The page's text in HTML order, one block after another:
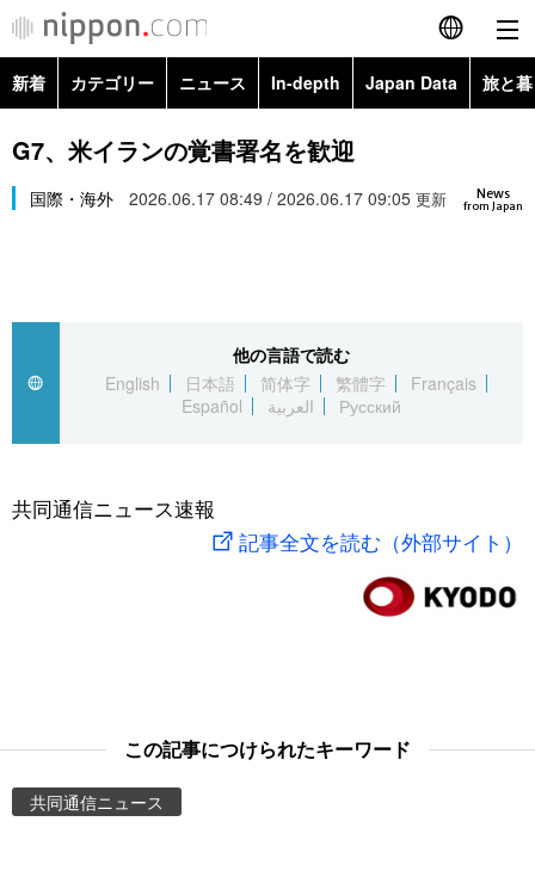
English
繁體字
العربية
社会
旅と暮らし
新着 カテゴリー ニュース In-depth Japan Data 旅と
政治・外交
経済・ビジネス
社会
文化
科学・技術
暮らし
Images
お知らせ
G7、米イランの覚書署名を歓迎
News
from Japan
国際・海外 2026.06.17 08:49 / 2026.06.17 09:05 更新
他の言語で読む
English
日本語 简体字 繁體字
Français
Español
العربية Русский
共同通信ニュース速報
記事全文を読む（外部サイト）
この記事につけられたキーワード
共同通信ニュース